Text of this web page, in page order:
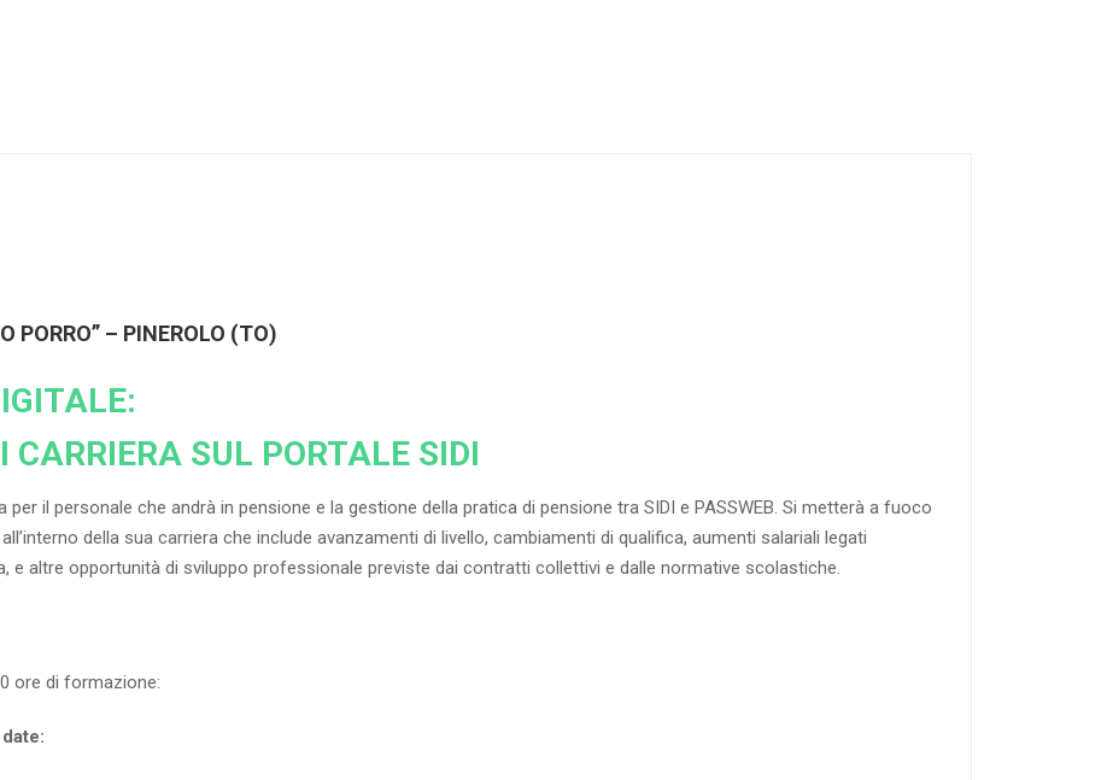
PORRO” – PINEROLO (TO)
CARRIERA SUL PORTALE SIDI
il personale che andrà in pensione e la gestione della pratica di pensione tra SIDI e PASSWEB. Si metterà a fuoco
della sua carriera che include avanzamenti di livello, cambiamenti di qualifica, aumenti salariali legati
e altre opportunità di sviluppo professionale previste dai contratti collettivi e dalle normative scolastiche.
ore di formazione: